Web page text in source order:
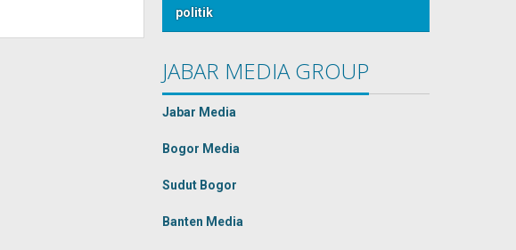
politik
JABAR MEDIA GROUP
Jabar Media
Bogor Media
Sudut Bogor
Banten Media